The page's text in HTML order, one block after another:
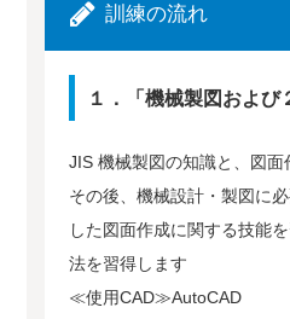
訓練の流れ
１．「機械製図および
JIS 機械製図の知識と、図面
その後、機械設計・製図に
した図面作成に関する技能
法を習得します
≪使用CAD≫AutoCAD